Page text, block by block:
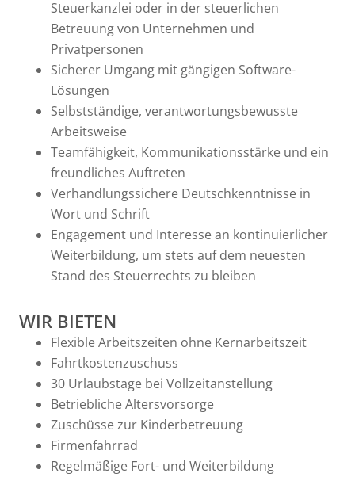
Steuerkanzlei oder in der steuerlichen
Betreuung von Unternehmen und
Privatpersonen
Sicherer Umgang mit gängigen Software-
Lösungen
Selbstständige, verantwortungsbewusste
Arbeitsweise
Teamfähigkeit, Kommunikationsstärke und ein
freundliches Auftreten
Verhandlungssichere Deutschkenntnisse in
Wort und Schrift
Engagement und Interesse an kontinuierlicher
Weiterbildung, um stets auf dem neuesten
Stand des Steuerrechts zu bleiben
WIR BIETEN
Flexible Arbeitszeiten ohne Kernarbeitszeit
Fahrtkostenzuschuss
30 Urlaubstage bei Vollzeitanstellung
Betriebliche Altersvorsorge
Zuschüsse zur Kinderbetreuung
Firmenfahrrad
Regelmäßige Fort- und Weiterbildung